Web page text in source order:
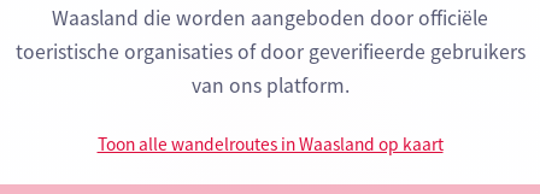
Waasland die worden aangeboden door officiële
toeristische organisaties of door geverifieerde gebruikers
van ons platform.
Toon alle wandelroutes in Waasland op kaart